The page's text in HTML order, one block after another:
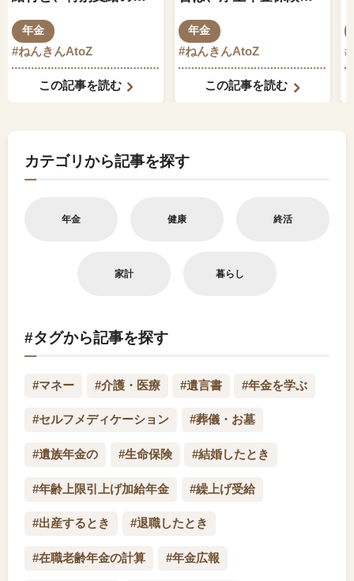
齢厚生年金の関係はど
のようになっているの
でしょうか？
年金
#ねんきんAtoZ
この記事を読む
もそれに伴って変動し
ますか？
年金
#ねんきんAtoZ
この記事を読む
#
カテゴリから記事を探す
年金 健康 終活
家計 暮らし
#タグから記事を探す
#マネー #介護・医療 #遺言書 #年金を学ぶ
#セルフメディケーション #葬儀・お墓
#遺族年金の #生命保険 #結婚したとき
#年齢上限引上げ加給年金 #繰上げ受給
#出産するとき #退職したとき
#在職老齢年金の計算 #年金広報